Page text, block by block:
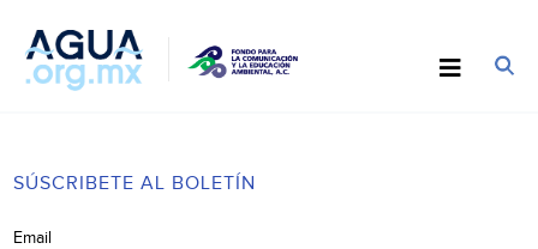
SÚSCRIBETE AL BOLETÍN
Email